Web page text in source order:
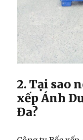
2. Tại sao
xếp Ánh
Đa?